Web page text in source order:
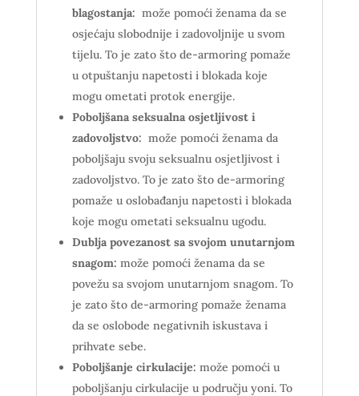
blagostanja: može pomoći ženama da se
osjećaju slobodnije i zadovoljnije u svom
tijelu. To je zato što de-armoring pomaže
u otpuštanju napetosti i blokada koje
mogu ometati protok energije.
Poboljšana seksualna osjetljivost i
zadovoljstvo: može pomoći ženama da
poboljšaju svoju seksualnu osjetljivost i
zadovoljstvo. To je zato što de-armoring
pomaže u oslobađanju napetosti i blokada
koje mogu ometati seksualnu ugodu.
Dublja povezanost sa svojom unutarnjom
snagom: može pomoći ženama da se
povežu sa svojom unutarnjom snagom. To
je zato što de-armoring pomaže ženama
da se oslobode negativnih iskustava i
prihvate sebe.
Poboljšanje cirkulacije: može pomoći u
poboljšanju cirkulacije u području yoni. To